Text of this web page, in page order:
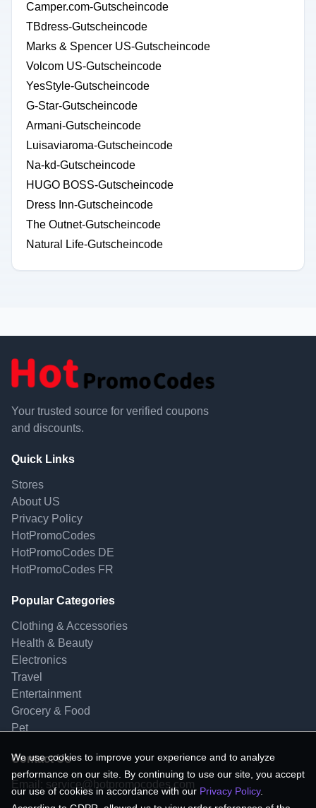
Camper.com-Gutscheincode
TBdress-Gutscheincode
Marks & Spencer US-Gutscheincode
Volcom US-Gutscheincode
YesStyle-Gutscheincode
G-Star-Gutscheincode
Armani-Gutscheincode
Luisaviaroma-Gutscheincode
Na-kd-Gutscheincode
HUGO BOSS-Gutscheincode
Dress Inn-Gutscheincode
The Outnet-Gutscheincode
Natural Life-Gutscheincode
Your trusted source for verified coupons
and discounts.
Quick Links
Stores
About US
Privacy Policy
HotPromoCodes
HotPromoCodes DE
HotPromoCodes FR
Popular Categories
Clothing & Accessories
Health & Beauty
Electronics
Travel
Entertainment
Grocery & Food
Pet
Contact Us
Email: service@hotpromocodes.com
We use cookies to improve your experience and to analyze
performance on our site. By continuing to use our site, you accept
our use of cookies in accordance with our Privacy Policy.